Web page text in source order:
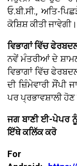
ਓ.ਬੀ.ਸੀ., ਅਤਿ-
ਕੋਸ਼ਿਸ਼ ਕੀਤੀ ਜਾਵੇਗੀ।
ਵਿਭਾਗਾਂ ਵਿੱਚ
ਨਵੇਂ ਮੰਤਰੀਆਂ ਦੇ
ਵਿਭਾਗਾਂ ਵਿੱਚ
ਦੀ ਜ਼ਿੰਮੇਵਾਰੀ ਸੌਂਪੀ
ਪਰ ਪ੍ਰਭਾਵਸ਼ਾਲੀ ਹੋਣ
ਜਗ ਬਾਣੀ ਈ-ਪੇਪਰ
ਇੱਥੇ ਕਲਿੱਕ ਕਰੋ
For